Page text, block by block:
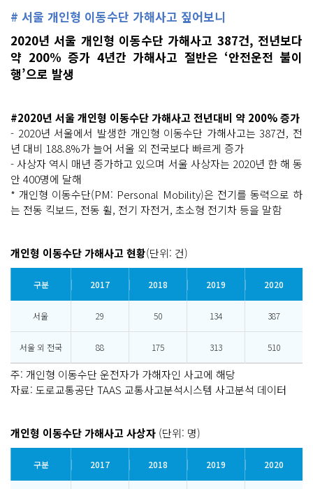
# 서울 개인형 이동수단 가해사고 짚어보니
2020년 서울 개인형 이동수단 가해사고 387건, 전년보다
약 200% 증가 4년간 가해사고 절반은 ‘안전운전 불이
행’으로 발생
#2020년 서울 개인형 이동수단 가해사고 전년대비 약 200% 증가
- 2020년 서울에서 발생한 개인형 이동수단 가해사고는 387건, 전
년 대비 188.8%가 늘어 서울 외 전국보다 빠르게 증가
- 사상자 역시 매년 증가하고 있으며 서울 사상자는 2020년 한 해 동
안 400명에 달해
* 개인형 이동수단(PM: Personal Mobility)은 전기를 동력으로 하
는 전동 킥보드, 전동 휠, 전기 자전거, 초소형 전기차 등을 말함
개인형 이동수단 가해사고 현황(단위: 건)
구분 2017 2018 2019 2020
서울 29 50 134 387
서울 외 전국 88 175 313 510
주: 개인형 이동수단 운전자가 가해자인 사고에 해당
자료: 도로교통공단 TAAS 교통사고분석시스템 사고분석 데이터
개인형 이동수단 가해사고 사상자 (단위: 명)
구분 2017 2018 2019 2020